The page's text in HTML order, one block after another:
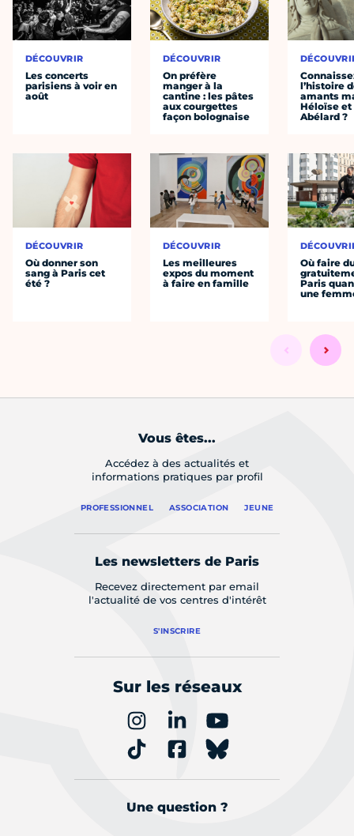
DÉCOUVRIR
Les concerts
parisiens à voir en
août
DÉCOUVRIR
Où donner son
sang à Paris cet
été ?
DÉCOUVRIR
On préfère
manger à la
cantine : les pâtes
aux courgettes
façon bolognaise
DÉCOUVRIR
Les meilleures
expos du moment
à faire en famille
l’histoire
amants
Héloïse et
Abélard ?
Où faire
Paris
une
Vous êtes...
Accédez à des actualités et
informations pratiques par profil
PROFESSIONNEL ASSOCIATION JEUNE
Les newsletters de Paris
Recevez directement par email
l'actualité de vos centres d'intérêt
S'INSCRIRE
Sur les réseaux
Une question ?